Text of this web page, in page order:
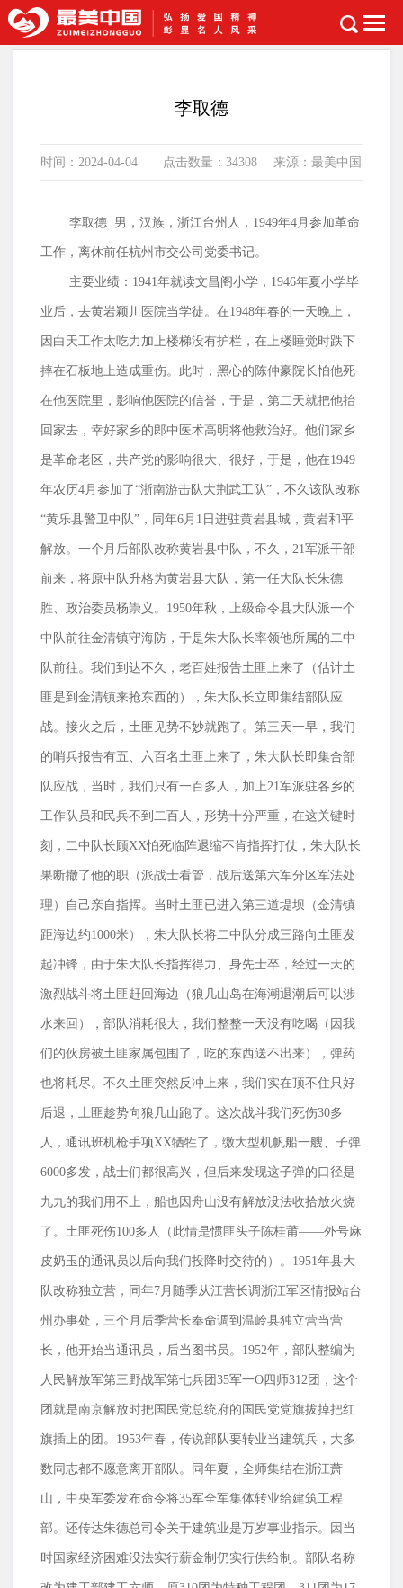
首页 >劳动模范
李取德
时间：2024-04-04 点击数量：34308 来源：最美中国
李取德 男，汉族， 浙江台州人， 1949年4月参加革命
工作，离休前任杭州市交公司党委书记。
主要业绩：1941年就读文昌阁小学， 1946年夏小学毕
业后，去黄岩颖川医院当学徒。在1948年春的一天晚上，
因白天工作太吃力加上楼梯没有护栏，在上楼睡觉时跌下
摔在石板地上造成重伤。此时，黑心的陈仲豪院长怕他死
在他医院里，影响他医院的信誉，于是，第二天就把他抬
回家去，幸好家乡的郎中医术高明将他救治好。他们家乡
是革命老区，共产党的影响很大、很好，于是，他在1949
年农历4月参加了“浙南游击队大荆武工队”，不久该队改称
“黄乐县警卫中队”，同年6月 1 日进驻黄岩县城，黄岩和平
解放。一个月后部队改称黄岩县中队，不久， 21军派干部
前来，将原中队升格为黄岩县大队，第一任大队长朱德
胜、政治委员杨崇义。 1950年秋，上级命令县大队派一个
中队前往金清镇守海防，于是朱大队长率领他所属的二中
队前往。我们到达不久，老百姓报告土匪上来了（估计土
匪是到金清镇来抢东西的），朱大队长立即集结部队应
战。接火之后，土匪见势不妙就跑了。第三天一早，我们
的哨兵报告有五、六百名土匪上来了，朱大队长即集合部
队应战，当时，我们只有一百多人，加上21军派驻各乡的
工作队员和民兵不到二百人，形势十分严重，在这关键时
刻，二中队长顾XX怕死临阵退缩不肯指挥打仗，朱大队长
果断撤了他的职（派战士看管，战后送第六军分区军法处
理）自己亲自指挥。当时土匪已进入第三道堤坝（金清镇
距海边约1000米），朱大队长将二中队分成三路向土匪发
起冲锋，由于朱大队长指挥得力、身先士卒，经过一天的
激烈战斗将土匪赶回海边（狼几山岛在海潮退潮后可以涉
水来回），部队消耗很大，我们整整一天没有吃喝（因我
们的伙房被土匪家属包围了，吃的东西送不出来），弹药
也将耗尽。不久土匪突然反冲上来，我们实在顶不住只好
后退，土匪趁势向狼几山跑了。这次战斗我们死伤30多
人，通讯班机枪手项XX牺牲了，缴大型机帆船一艘、子弹
6000多发，战士们都很高兴，但后来发现这子弹的口径是
九九的我们用不上，船也因舟山没有解放没法收拾放火烧
了。土匪死伤100多人（此情是惯匪头子陈桂莆——外号麻
皮奶玉的通讯员以后向我们投降时交待的）。 1951年县大
队改称独立营，同年7月随季从江营长调浙江军区情报站台
州办事处，三个月后季营长奉命调到温岭县独立营当营
长，他开始当通讯员，后当图书员。 1952年，部队整编为
人民解放军第三野战军第七兵团 35军一O四师312团，这个
团就是南京解放时把国民党总统府的国民党党旗拔掉把红
旗插上的团。 1953年春，传说部队要转业当建筑兵，大多
数同志都不愿意离开部队。同年夏，全师集结在浙江萧
山，中央军委发布命令将35军全军集体转业给建筑工程
部。还传达朱德总司令关于建筑业是万岁事业指示。因当
时国家经济困难没法实行薪金制仍实行供给制。部队名称